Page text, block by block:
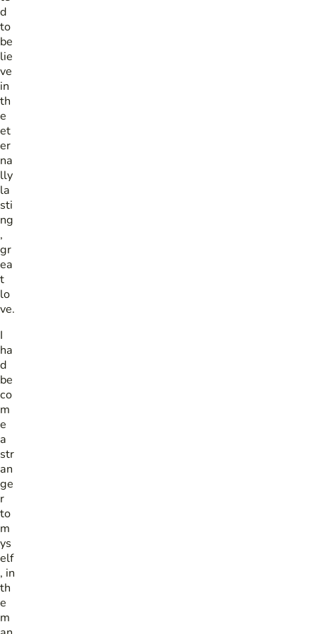
d
to
be
lie
ve
in
th
e
et
er
na
lly
la
sti
ng
,
gr
ea
t
lo
ve.
I
ha
d
be
co
m
e
a
str
an
ge
r
to
m
ys
elf
, in
th
e
m